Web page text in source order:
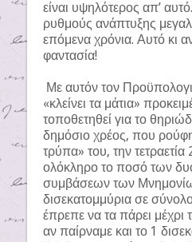
είναι υψηλότερος απ’
ρυθμούς ανάπτυξης
επόμενα χρόνια. Αυτό κι
φαντασία!
Με αυτόν τον
«κλείνει τα μάτια»
τοποθετηθεί για το
δημόσιο χρέος, που
τρύπα» του, την
ολόκληρο το ποσό των
συμβάσεων των
δισεκατομμύρια σε
έπρεπε να τα πάρει μέχρι
αν παίρναμε και το 1